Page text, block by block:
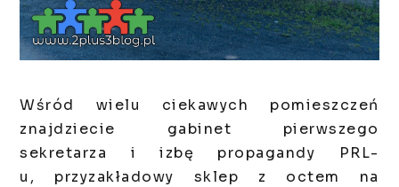
Wśród wielu ciekawych pomieszczeń
znajdziecie gabinet pierwszego
sekretarza i izbę propagandy PRL-
u , przyzakładowy sklep z octem na